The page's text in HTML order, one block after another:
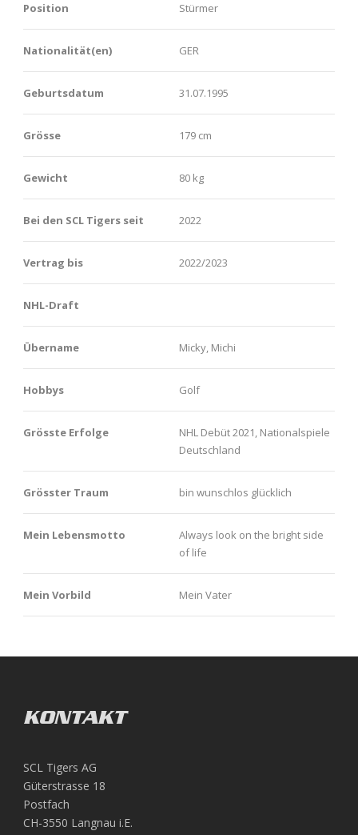
Position Stürmer
Nationalität(en) GER
Geburtsdatum 31.07.1995
Grösse 179 cm
Gewicht 80 kg
Bei den SCL Tigers seit 2022
Vertrag bis 2022/2023
NHL-Draft
Übername Micky, Michi
Hobbys Golf
Grösste Erfolge
NHL Debüt 2021, Nationalspiele
Deutschland
Grösster Traum bin wunschlos glücklich
Mein Lebensmotto
Always look on the bright side
of life
Mein Vorbild Mein Vater
KONTAKT
SCL Tigers AG
Güterstrasse 18
Postfach
CH-3550 Langnau i.E.